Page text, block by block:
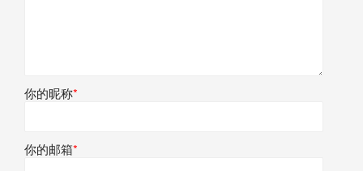
你的昵称*
你的邮箱*